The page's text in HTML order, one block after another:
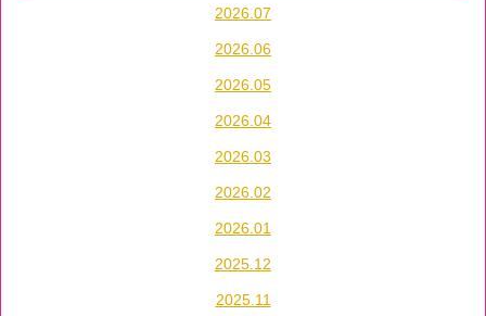
2026.07
2026.06
2026.05
2026.04
2026.03
2026.02
2026.01
2025.12
2025.11